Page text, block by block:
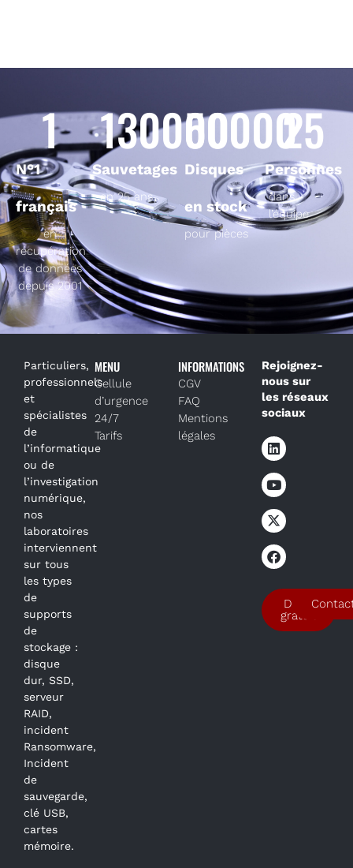
N°1
français
1
en
récupération
de données
depuis 2001
Sauvetages
130000
en 25 ans
Disques
en stock
50000
pour pièces
Personnes
25
dans
l’équipe
Particuliers,
professionnels
et
spécialistes
de
l’informatique
ou de
l’investigation
numérique,
nos
laboratoires
interviennent
sur tous
les types
de
supports
de
stockage :
disque
dur, SSD,
serveur
RAID,
incident
Ransomware,
Incident
de
sauvegarde,
clé USB,
cartes
mémoire.
MENU
Cellule
d’urgence
24/7
Tarifs
INFORMATIONS
CGV
FAQ
Mentions
légales
Rejoignez-
nous sur
les réseaux
sociaux
Devis
gratuit